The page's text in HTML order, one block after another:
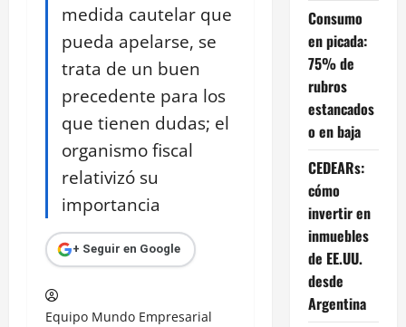
medida cautelar que
pueda apelarse, se
trata de un buen
precedente para los
que tienen dudas; el
organismo fiscal
relativizó su
importancia
+ Seguir en Google
Equipo Mundo Empresarial
Consumo
en picada:
75% de
rubros
estancados
o en baja
CEDEARs:
cómo
invertir en
inmuebles
de EE.UU.
desde
Argentina